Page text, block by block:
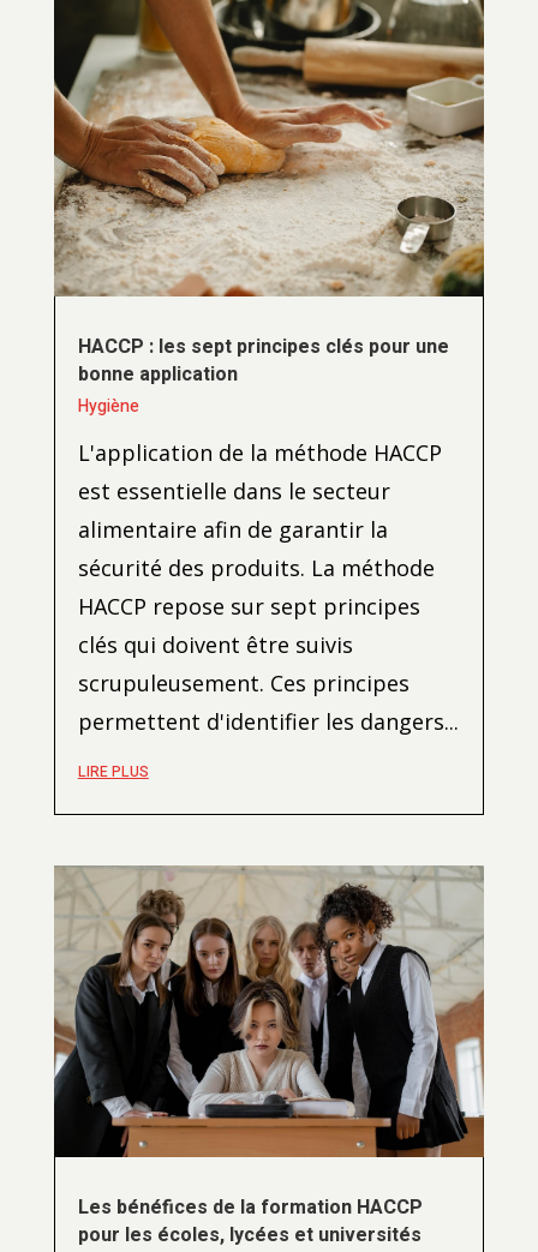
HACCP : les sept principes clés pour une
bonne application
Hygiène
L'application de la méthode HACCP
est essentielle dans le secteur
alimentaire afin de garantir la
sécurité des produits. La méthode
HACCP repose sur sept principes
clés qui doivent être suivis
scrupuleusement. Ces principes
permettent d'identifier les dangers...
LIRE PLUS
Les bénéfices de la formation HACCP
pour les écoles, lycées et universités